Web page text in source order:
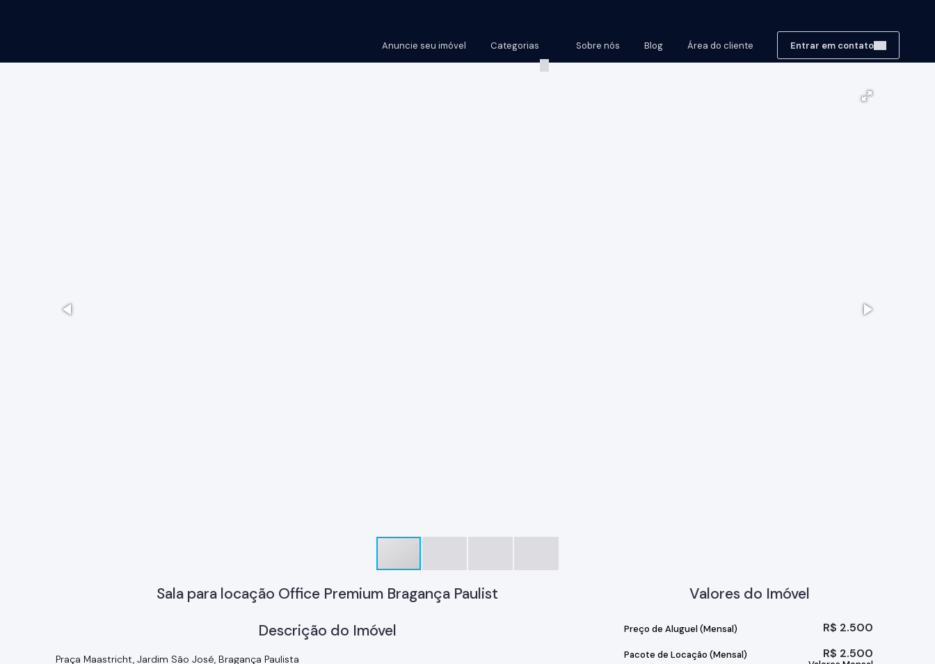
Entrar em contato
Área do cliente
Blog
Sobre nós
Categorias
Anuncie seu imóvel
Sala para locação Office Premium Bragança Paulist
Descrição do Imóvel
Praça Maastricht, Jardim São José, Bragança Paulista
Valores do Imóvel
R$ 2.500
Preço de Aluguel (Mensal)
R$ 2.500
Pacote de Locação (Mensal)